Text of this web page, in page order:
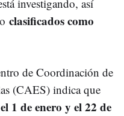
investigando, así
clasificados como
de Coordinación de
(CAES) indica que
1 de enero y el 22 de